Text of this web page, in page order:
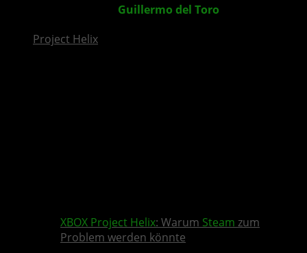
Guillermo del Toro
Project Helix
XBOX Project Helix: Warum Steam zum
Problem werden könnte